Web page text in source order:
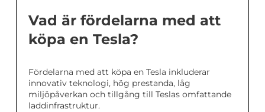
Vad är fördelarna med att
köpa en Tesla?
Fördelarna med att köpa en Tesla inkluderar
innovativ teknologi, hög prestanda, låg
miljöpåverkan och tillgång till Teslas omfattande
laddinfrastruktur.